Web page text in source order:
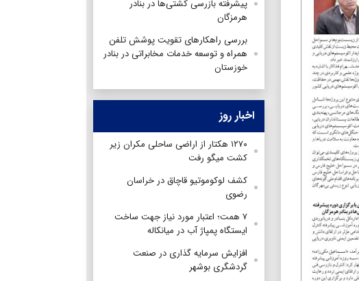
پیشرفته بازرسی کشتی‌ها در بنادر
هرمزگان
بررسی راهکارهای تقویت پوشش تلفن
همراه و توسعه خدمات مخابراتی در بنادر
خوزستان
اخبار روز
۱۲۷۰ هکتار از اراضی ساحلی مکران زیر
کشت میگو رفت
کشف لوکوموتیو قاچاق در خراسان
رضوی
۷ همت؛ اعتبار مورد نیاز جهت ساخت
ایستگاه پمپاژ آب در میانکاله
افزایش سرمایه گذاری در صنعت
گردشگری بوشهر